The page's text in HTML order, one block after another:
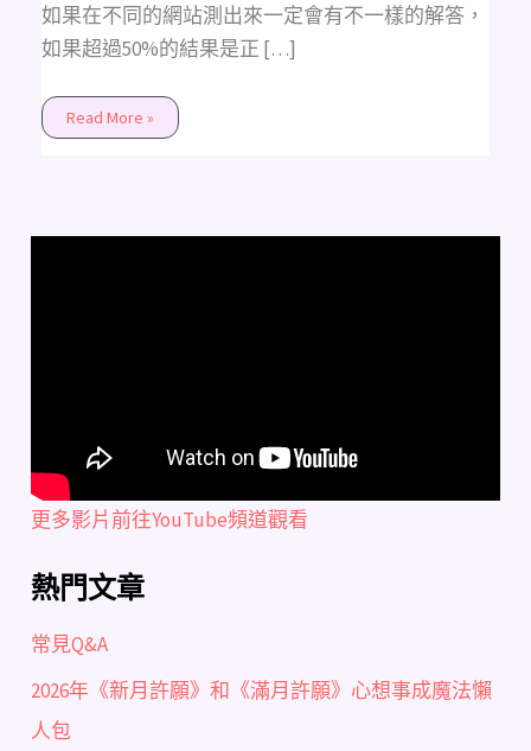
如果在不同的網站測出來一定會有不一樣的解答，
如果超過50%的結果是正 […]
Read More »
更多影片前往YouTube頻道觀看
熱門文章
常見Q&A
2026年《新月許願》和《滿月許願》心想事成魔法懶
人包